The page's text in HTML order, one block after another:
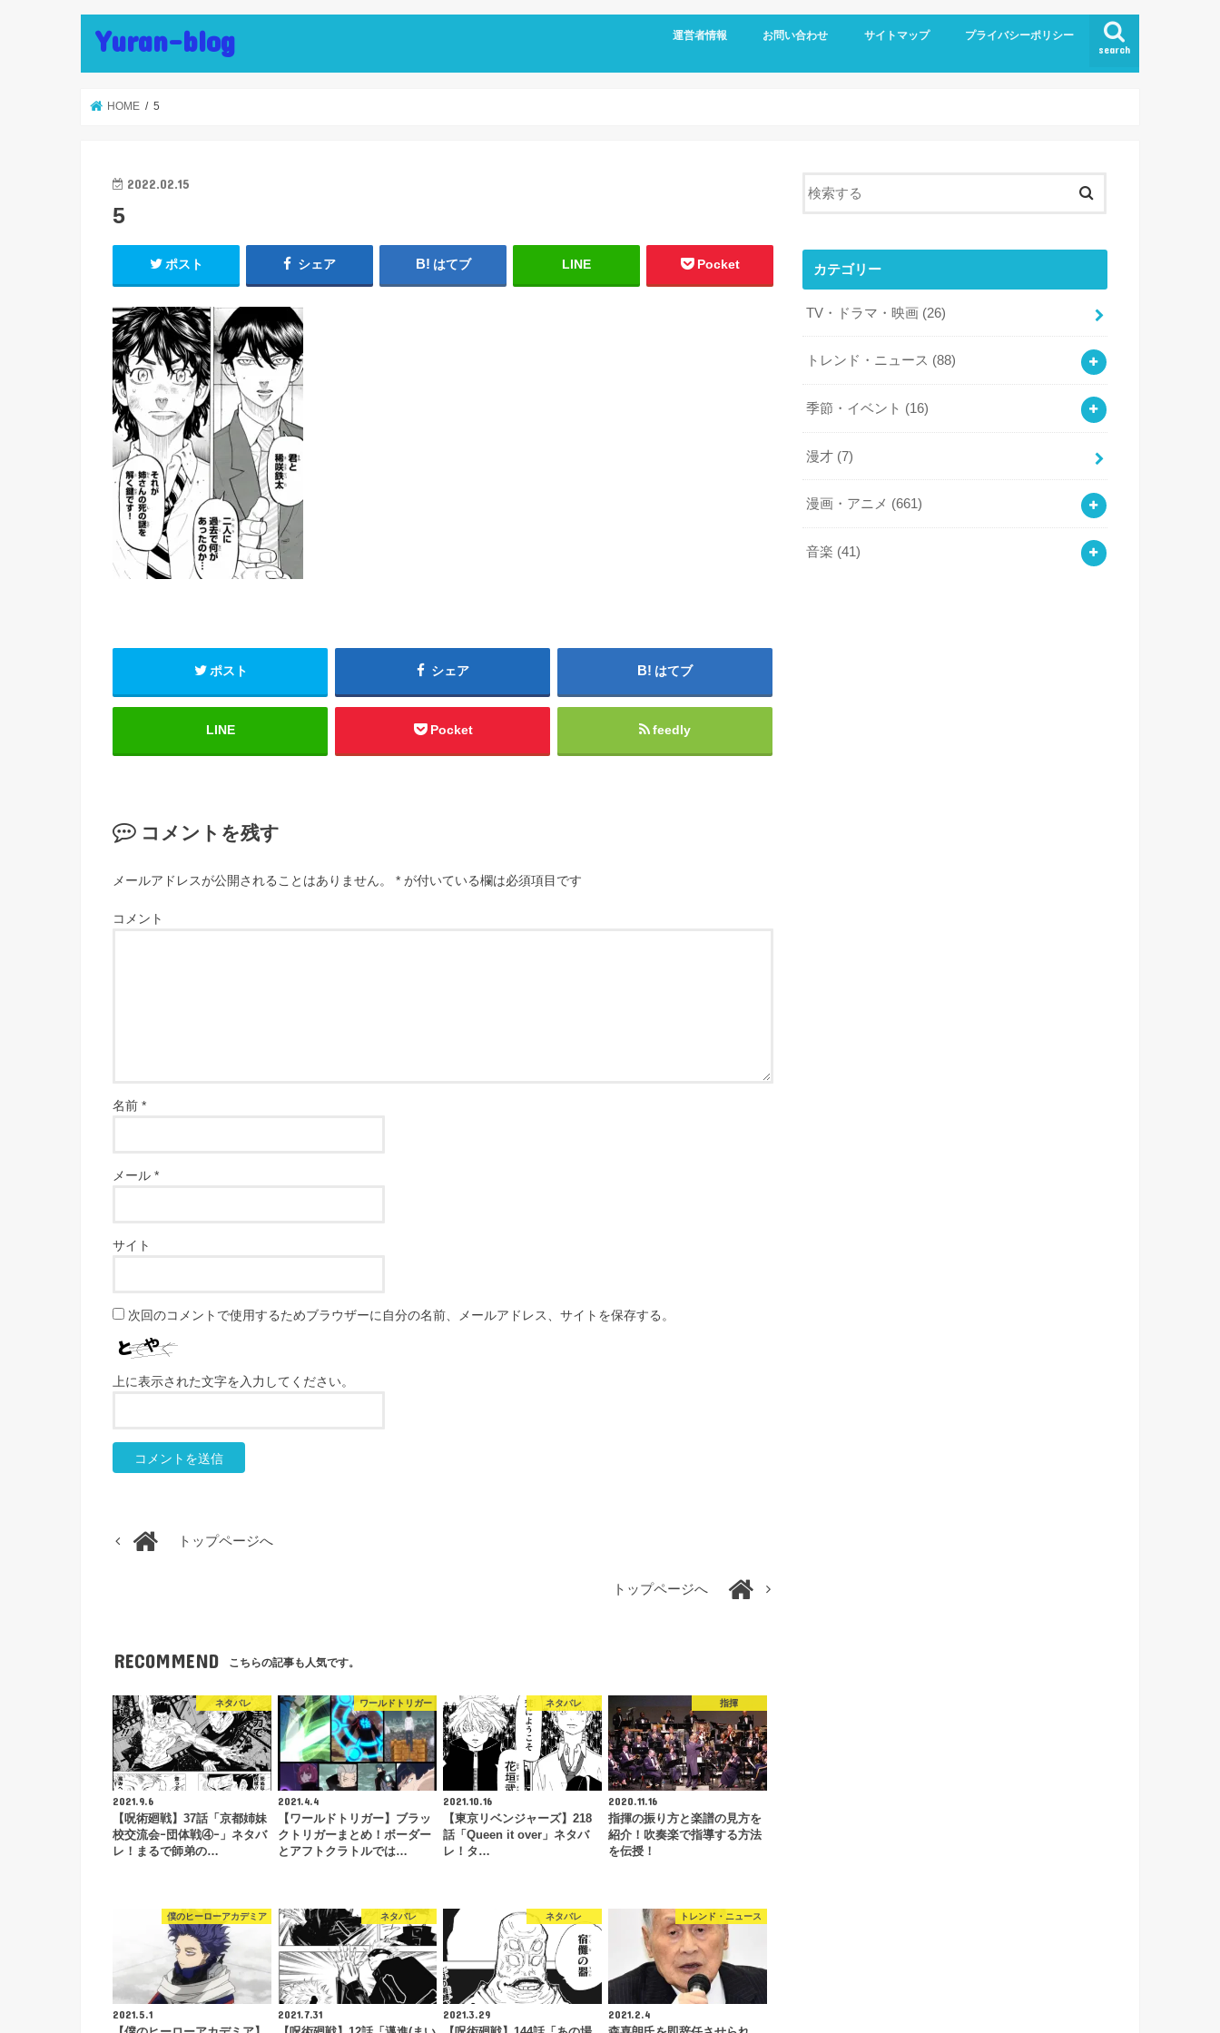
Yuran-blog search
運営者情報 お問い合わせ サイトマップ プライバシーポリシー
HOME 5
2022.02.15
5
ポスト シェア はてブ LINE Pocket
ポスト シェア はてブ
LINE Pocket feedly
コメントを残す
メールアドレスが公開されることはありません。 * が付いている欄は必須項目です
コメント
名前 *
メール *
サイト
次回のコメントで使用するためブラウザーに自分の名前、メールアドレス、サイトを保存する。
上に表示された文字を入力してください。
トップページへ
トップページへ
RECOMMEND こちらの記事も人気です。
ネタバレ
2021.9.6
【呪術廻戦】37話「京都姉妹
校交流会ｰ団体戦④ｰ」ネタバ
レ！まるで師弟の…
ワールドトリガー
2021.4.4
【ワールドトリガー】ブラッ
クトリガーまとめ！ボーダー
とアフトクラトルでは…
ネタバレ
2021.10.16
【東京リベンジャーズ】218
話「Queen it over」ネタバ
レ！タ…
指揮
2020.11.16
指揮の振り方と楽譜の見方を
紹介！吹奏楽で指導する方法
を伝授！
僕のヒーローアカデミア
2021.5.1
ネタバレ
2021.7.31
ネタバレ
2021.3.29
トレンド・ニュース
2021.2.4
カテゴリー
TV・ドラマ・映画 (26)
トレンド・ニュース (88)
季節・イベント (16)
漫才 (7)
漫画・アニメ (661)
音楽 (41)